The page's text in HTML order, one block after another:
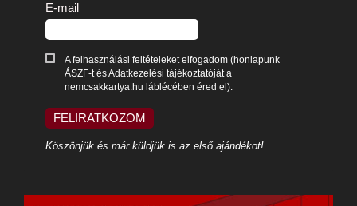
E-mail
A felhasználási feltételeket elfogadom (honlapunk
ÁSZF-t és Adatkezelési tájékoztatóját a
nemcsakkartya.hu láblécében éred el).
FELIRATKOZOM
Köszönjük és már küldjük is az első ajándékot!